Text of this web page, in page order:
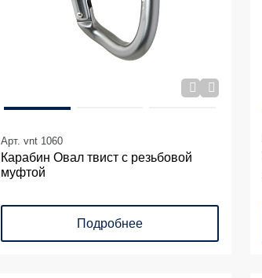
Арт. vnt 1060
Карабин Овал твист с резьбовой
муфтой
Подробнее